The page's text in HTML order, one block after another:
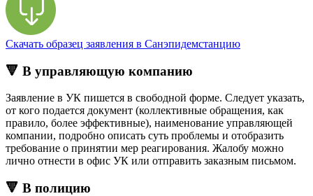
Скачать образец заявления в Санэпидемстанцию
🔻 В управляющую компанию
Заявление в УК пишется в свободной форме. Следует указать,
от кого подается документ (коллективные обращения, как
правило, более эффективные), наименование управляющей
компании, подробно описать суть проблемы и отобразить
требование о принятии мер реагирования. Жалобу можно
лично отнести в офис УК или отправить заказным письмом.
🔻 В полицию